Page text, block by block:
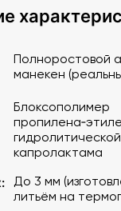
пострадавшего
дыхания
«изо рта в нос»
грудной
замены пружин
шины при
при
Полноростовой
манекен
Блоксополимер
капролактама
До 3 мм
литьём на